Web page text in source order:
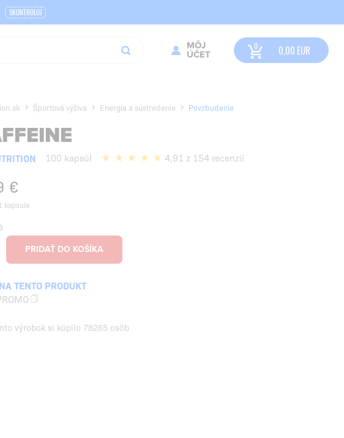
SKONTROLUJ
MÔJ
ÚČET
0,00 EUR
Športová výživa Energia a sústredenie Povzbudenie
100 kapsúl 4,91 z 154 recenzií
€
kapsula
TENTO PRODUKT
výrobok si kúpilo 78265 osôb